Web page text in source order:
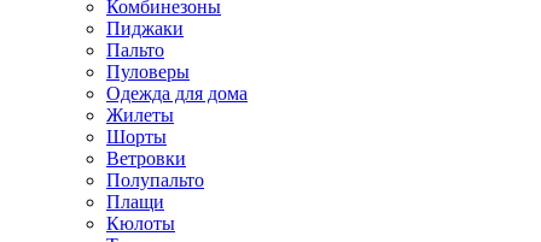
Комбинезоны
Пиджаки
Пальто
Пуловеры
Одежда для дома
Жилеты
Шорты
Ветровки
Полупальто
Плащи
Кюлоты